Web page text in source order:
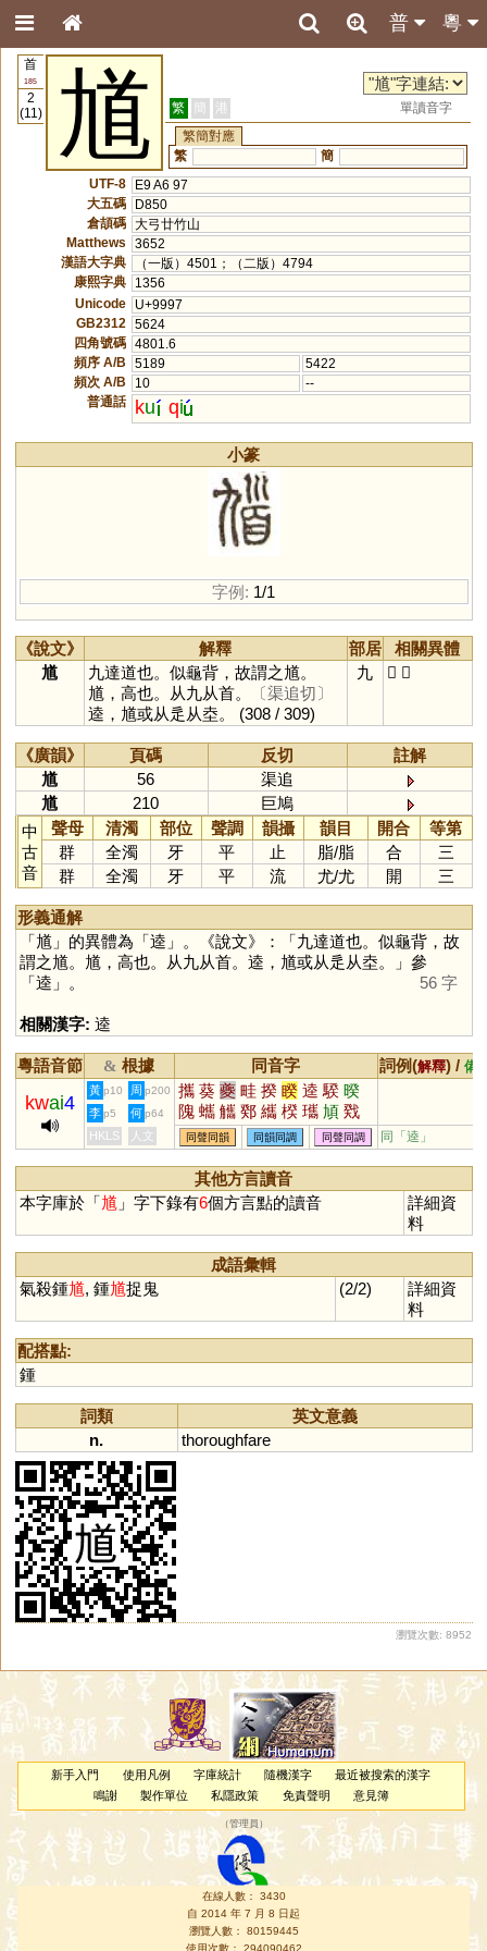
粵
普
首
185
2
(11)
馗 繁 簡 港
單讀音字
繁簡對應
繁
簡
UTF-8
E9 A6 97
大五碼
D850
倉頡碼 大弓廿竹山
Matthews
3652
漢語大字典
（一版）4501；（二版）4794
康熙字典
1356
Unicode
U+9997
GB2312
5624
四角號碼 4801.6
頻序 A/B
5189
5422
頻次 A/B
10
--
普通話
ku qi
小篆
字例: 1/1
《說文》 解釋 部居
相關異體
馗
九達道也。似龜背，故謂之馗。
馗，高也。从九从首。
〔渠追切〕
逵，馗或从辵从坴。 (308 / 309)
九 𩠒 逵
《廣韻》 頁碼 反切
註解
馗
56
渠追
馗
210
巨鳩
中
古
音
聲母 清濁 部位 聲調 韻攝 韻目 開合
等第
群
全濁 牙 平 止 脂/脂 合
三
群
全濁 牙 平 流 尤/尤 開 三
形義通解
「馗」的異體為「逵 」。《說文》：「九達道也。似龜背，故
謂之馗。馗，高也。从九从首。逵，馗或从辵从坴。」參
「逵 」。 56 字
相關漢字: 逵
粵語音節 & 根據 同音字 詞例(解釋) / 備
kwai4
黃 p10 周 p200 攜 葵 夔 畦 揆 睽 逵 騤 暌
隗 蠵 觿 鄈 纗 楑 瓗 頄 戣
奊 聧 頯 躨 酅 驨 犪 鑴
李 p5 何 p64
HKLS 人文 同聲同韻 同韻同調 同聲同調 同「逵 」
其他方言讀音
本字庫於「馗 」字下錄有6個方言點的讀音
詳細資
料
成語彙輯
氣殺鍾馗, 鍾馗捉鬼 (2/2)
詳細資
料
配搭點:
鍾
詞類
英文意義
n.
thoroughfare
瀏覽次數: 8952
新手入門 使用凡例 字庫統計 隨機漢字
最近被搜索的漢字
鳴謝
製作單位 私隱政策 免責聲明 意見簿
（管理員 ）
在線人數： 3430
自 2014 年 7 月 8 日起
瀏覽人數： 80159445